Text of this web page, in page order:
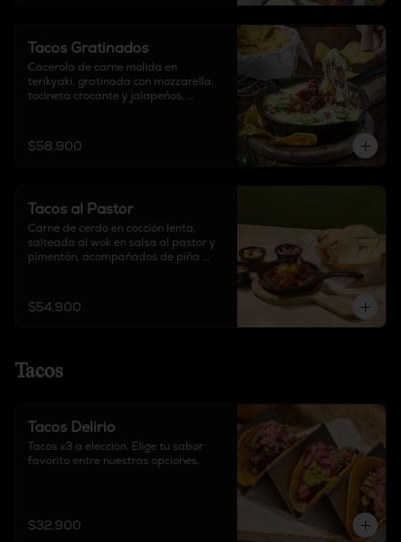
Tacos Gratinados
Cacerola de carne molida en
terikyaki, gratinada con mozzarella,
tocineta crocante y jalapeños,
$58.900
Tacos al Pastor
Carne de cerdo en cocción lenta,
salteada al wok en salsa al pastor y
pimentón, acompañados de piña
$54.900
Tacos
Tacos Delirio
Tacos x3 a elección. Elige tu sabor
favorito entre nuestras opciones.
$32.900